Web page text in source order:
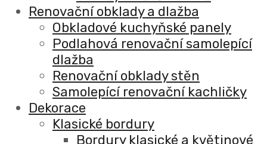
Renovační obklady a dlažba
Obkladové kuchyňské panely
Podlahová renovační samolepící
dlažba
Renovační obklady stěn
Samolepící renovační kachličky
Dekorace
Klasické bordury
Bordury klasické a květinové